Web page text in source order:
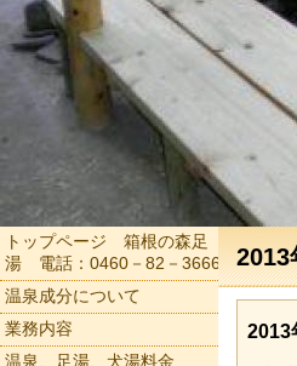
2013
2013
トップページ 箱根の森足
湯 電話：0460－82－3666
温泉成分について
業務内容
温泉、足湯、犬湯料金